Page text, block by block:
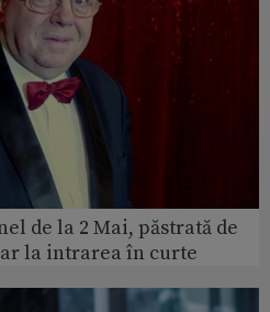
de la 2 Mai, păstrată de
la intrarea în curte